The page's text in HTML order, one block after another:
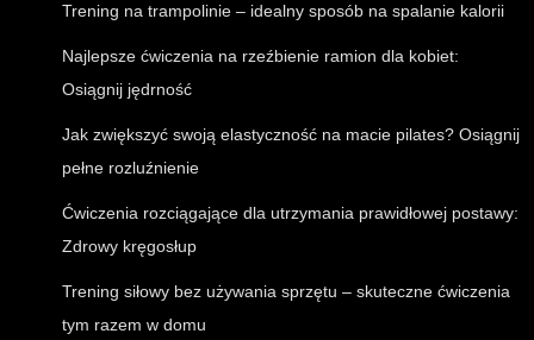
Trening na trampolinie – idealny sposób na spalanie kalorii
Najlepsze ćwiczenia na rzeźbienie ramion dla kobiet:
Osiągnij jędrność
Jak zwiększyć swoją elastyczność na macie pilates? Osiągnij
pełne rozluźnienie
Ćwiczenia rozciągające dla utrzymania prawidłowej postawy:
Zdrowy kręgosłup
Trening siłowy bez używania sprzętu – skuteczne ćwiczenia
tym razem w domu